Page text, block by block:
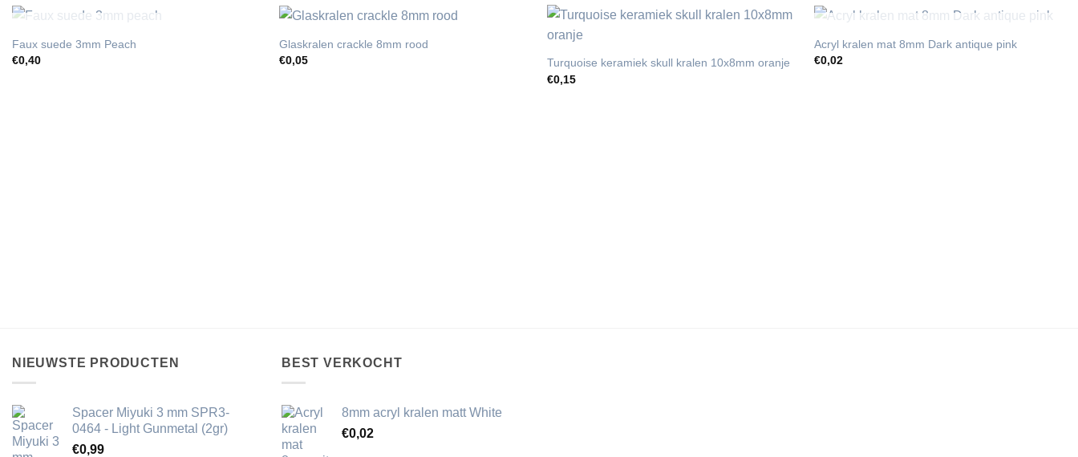
UITVERKOCHT
Faux suede 3mm Peach
€0,40
Glaskralen crackle 8mm rood
€0,05
Turquoise keramiek skull kralen 10x8mm oranje
€0,15
UITVERKOCHT
Acryl kralen mat 8mm Dark antique pink
€0,02
NIEUWSTE PRODUCTEN
Spacer Miyuki 3 mm SPR3-
0464 - Light Gunmetal (2gr)
€0,99
BEST VERKOCHT
8mm acryl kralen matt White
€0,02